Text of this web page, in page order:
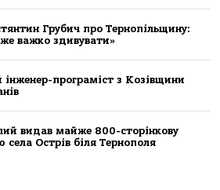
Грубич про Тернопільщину:
важко здивувати»
програміст з Козівщини
видав майже 800-сторінкову
села Острів біля Тернополя